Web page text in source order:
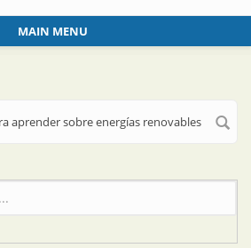
MAIN MENU
aprender sobre energías renovables